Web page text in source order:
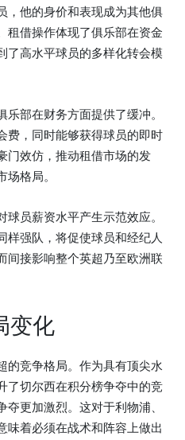
，他的身价和表现成为其他俱
租借操作体现了俱乐部在资金
了高水平球员的多样化转会模
部在财务方面提供了缓冲。
费，同时能够获得球员的即时
门效仿，推动租借市场的发
格局。
员薪资水平产生示范效应。
样强队，将促使球员和经纪人
间接影响整个英超乃至欧洲联
变化
的竞争格局。作为具有顶尖水
了切尔西在积分榜争夺中的竞
更加激烈。这对于利物浦、
味着必须在战术和阵容上做出